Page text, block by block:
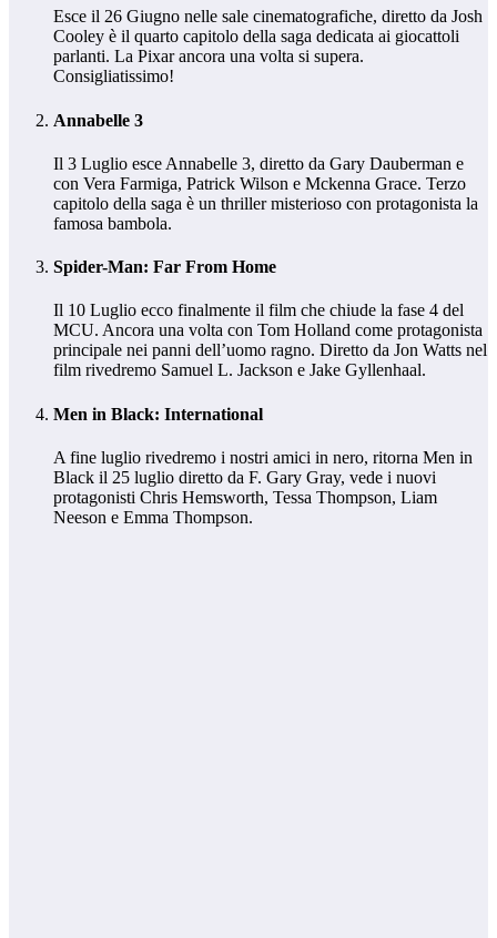
Esce il 26 Giugno nelle sale cinematografiche, diretto da Josh
Cooley è il quarto capitolo della saga dedicata ai giocattoli
parlanti. La Pixar ancora una volta si supera.
Consigliatissimo!
Annabelle 3
Il 3 Luglio esce Annabelle 3, diretto da Gary Dauberman e
con Vera Farmiga, Patrick Wilson e Mckenna Grace. Terzo
capitolo della saga è un thriller misterioso con protagonista la
famosa bambola.
Spider-Man: Far From Home
Il 10 Luglio ecco finalmente il film che chiude la fase 4 del
MCU. Ancora una volta con Tom Holland come protagonista
principale nei panni dell’uomo ragno. Diretto da Jon Watts nel
film rivedremo Samuel L. Jackson e Jake Gyllenhaal.
Men in Black: International
A fine luglio rivedremo i nostri amici in nero, ritorna Men in
Black il 25 luglio diretto da F. Gary Gray, vede i nuovi
protagonisti Chris Hemsworth, Tessa Thompson, Liam
Neeson e Emma Thompson.